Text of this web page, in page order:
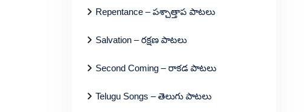
Repentance – పశ్చాత్తాప పాటలు
Salvation – రక్షణ పాటలు
Second Coming – రాకడ పాటలు
Telugu Songs – తెలుగు పాటలు